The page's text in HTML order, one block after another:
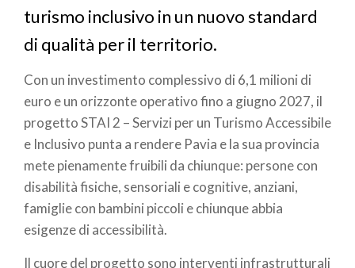
turismo inclusivo in un nuovo standard
di qualità per il territorio.
Con un investimento complessivo di 6,1 milioni di
euro e un orizzonte operativo fino a giugno 2027, il
progetto STAI 2 – Servizi per un Turismo Accessibile
e Inclusivo punta a rendere Pavia e la sua provincia
mete pienamente fruibili da chiunque: persone con
disabilità fisiche, sensoriali e cognitive, anziani,
famiglie con bambini piccoli e chiunque abbia
esigenze di accessibilità.
Il cuore del progetto sono interventi infrastrutturali